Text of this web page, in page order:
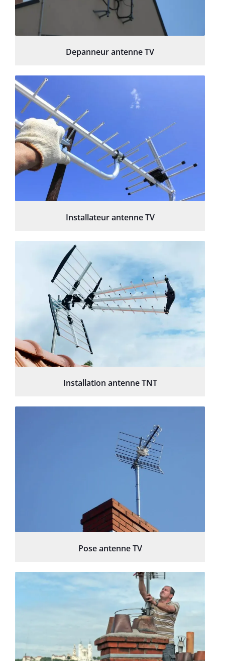
Depanneur antenne TV
Installateur antenne TV
Installation antenne TNT
Pose antenne TV